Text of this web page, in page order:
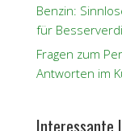
Benzin:
für
Fragen zum
Antworten im
Interessante